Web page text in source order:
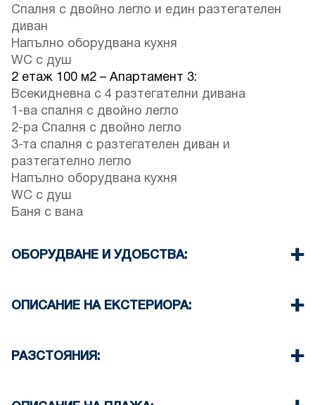
Спалня с двойно легло и един разтегателен
диван
Напълно оборудвана кухня
WC с душ
2 етаж 100 м2 – Апартамент 3:
Всекидневна с 4 разтегателни дивана
1-ва спалня с двойно легло
2-ра Спалня с двойно легло
3-та спалня с разтегателен диван и
разтегателно легло
Напълно оборудвана кухня
WC с душ
Баня с вана
ОБОРУДВАНЕ И УДОБСТВА:
Климатик
Съдомиялна
Почистване на стаята на всеки 3 дни
ОПИСАНИЕ НА ЕКСТЕРИОРА:
къщата
нашия комплекс
РАЗСТОЯНИЯ:
Село 350м